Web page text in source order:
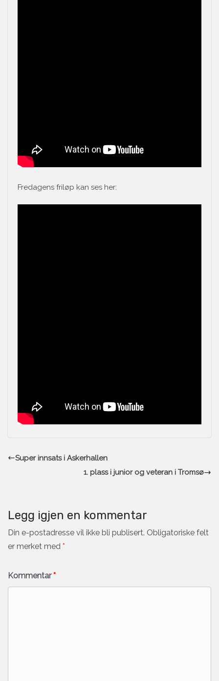
Fredagens friløp kan ses her:
Super innsats i Askerhallen
1. plass i junior og veteran i Tromsø
Legg igjen en kommentar
Din e-postadresse vil ikke bli publisert. Obligatoriske felt
er merket med *
Kommentar*